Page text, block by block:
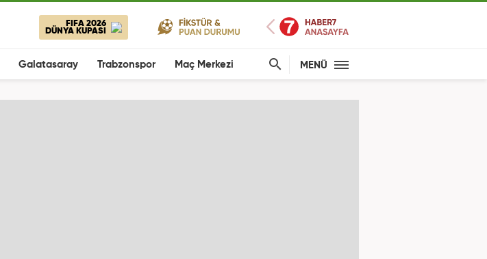
FIFA 2026
DÜNYA KUPASI
Galatasaray Trabzonspor Maç Merkezi MENÜ